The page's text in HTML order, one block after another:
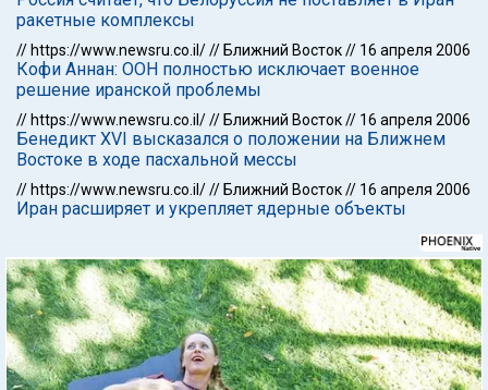
ракетные комплексы
// https://www.newsru.co.il/// Ближний Восток// 16 апреля 2006
Кофи Аннан: ООН полностью исключает военное
решение иранской проблемы
// https://www.newsru.co.il/// Ближний Восток// 16 апреля 2006
Бенедикт XVI высказался о положении на Ближнем
Востоке в ходе пасхальной мессы
// https://www.newsru.co.il/// Ближний Восток// 16 апреля 2006
Иран расширяет и укрепляет ядерные объекты